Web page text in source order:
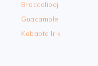
Broccolipaj
Guacamole
Kebabtallrik